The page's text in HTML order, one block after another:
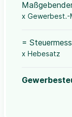
x Gewerbest.-
=
x Hebesatz